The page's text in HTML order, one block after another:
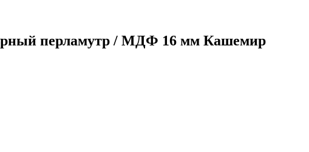
перламутр / МДФ 16 мм Кашемир